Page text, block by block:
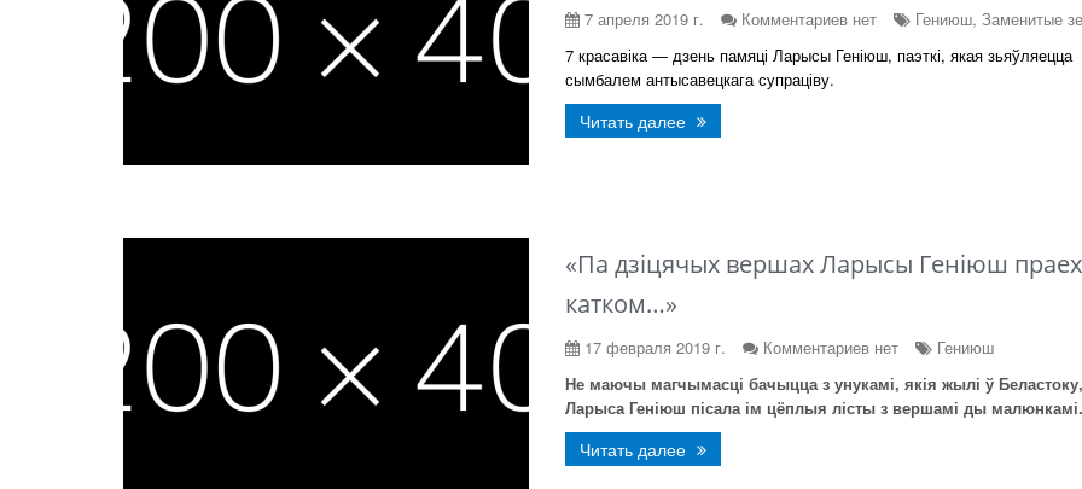
7 апреля 2019 г. Комментариев нет
Гениюш, Заменитые
7 красавіка — дзень памяці Ларысы Геніюш, паэткі, якая зьяўляецца
сымбалем антысавецкага супраціву.
Читать далее
«Па дзіцячых вершах Ларысы Геніюш
катком…»
17 февраля 2019 г. Комментариев нет
Гениюш
Не маючы магчымасці бачыцца з унукамі, якія жылі ў Беластоку,
Ларыса Геніюш пісала ім цёплыя лісты з вершамі ды малюнкамі.
Читать далее